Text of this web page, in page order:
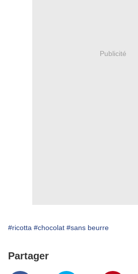
Publicité
#ricotta #chocolat #sans beurre
Partager